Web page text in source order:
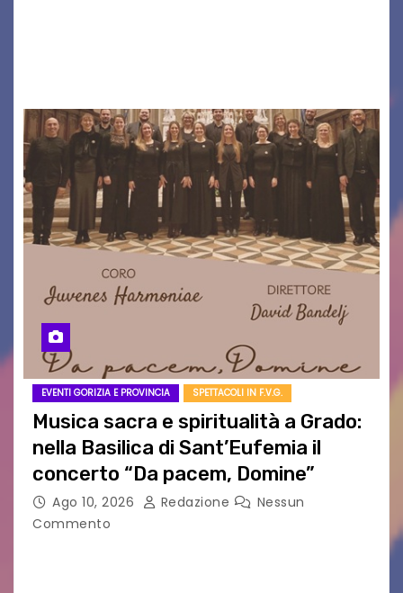
EVENTI GORIZIA E PROVINCIA SPETTACOLI IN F.V.G.
Musica sacra e spiritualità a Grado:
nella Basilica di Sant’Eufemia il
concerto “Da pacem, Domine”
Ago 10, 2026 Redazione
Nessun
Commento